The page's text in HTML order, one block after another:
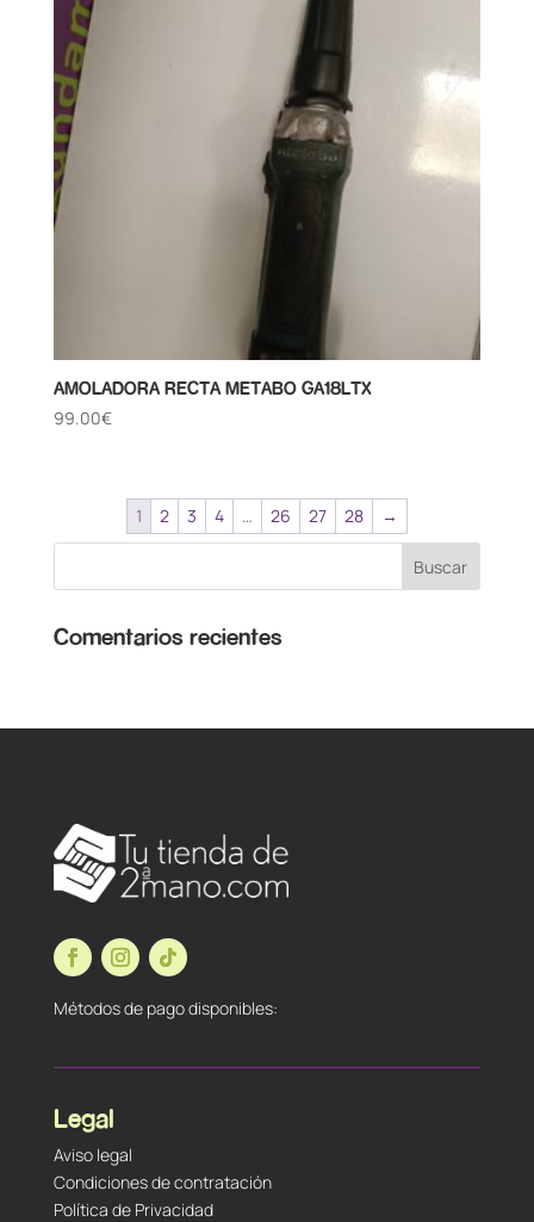
AMOLADORA RECTA METABO GA18LTX
99.00€
1 2 3 4 … 26 27 28 →
Comentarios recientes
Métodos de pago disponibles:
Legal
Aviso legal
Condiciones de contratación
Política de Privacidad